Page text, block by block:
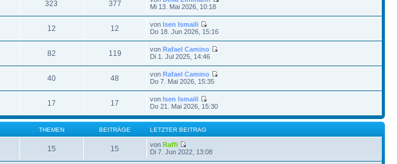
323 377
Mi 13. Mai 2026, 10:18
12 12 vonIsen Ismaili
Do 18. Jun 2026, 15:16
82 119 vonRafael Camino
Di 1. Jul 2025, 14:46
40 48 vonRafael Camino
Do 7. Mai 2026, 15:35
17 17 vonIsen Ismaili
Do 21. Mai 2026, 15:30
THEMEN BEITRÄGE LETZTER BEITRAG
15 15 vonRaffi
Di 7. Jun 2022, 13:08